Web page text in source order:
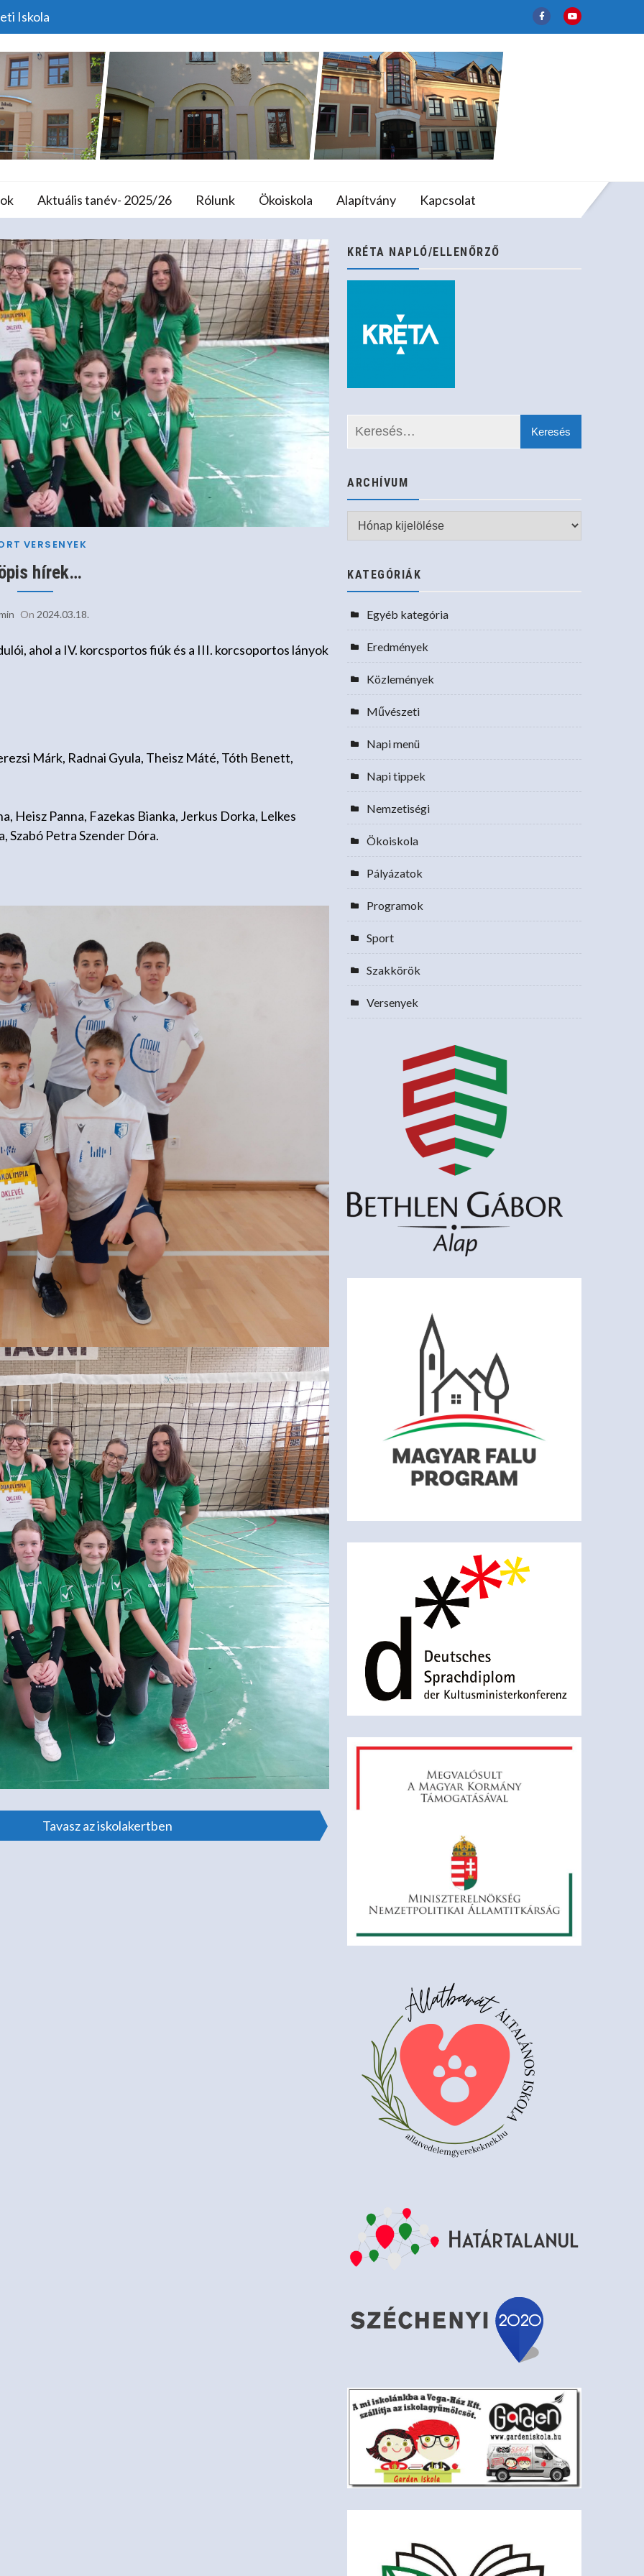
Iskola
Iskola és Alapfokú Művészeti
Aktuális tanév- 2025/26 Rólunk Ökoiskola Alapítvány Kapcsolat
Röpis Hírek…
Home Versenyek Röpis Hírek…
VERSENYEK
hírek…
On 2024.03.18.
ahol a IV. korcsportos fiúk és a III. korcsoportos lányok
Márk, Radnai Gyula, Theisz Máté, Tóth Benett,
Heisz Panna, Fazekas Bianka, Jerkus Dorka, Lelkes
Szabó Petra Szender Dóra.
Tavasz az iskolakertben
KRÉTA NAPLÓ/ELLENŐRZŐ
ARCHÍVUM
Archívum
KATEGÓRIÁK
Egyéb kategória
Eredmények
Közlemények
Művészeti
Napi menü
Napi tippek
Nemzetiségi
Ökoiskola
Pályázatok
Programok
Sport
Szakkörök
Versenyek